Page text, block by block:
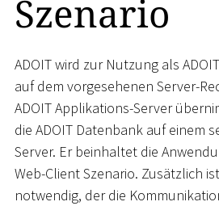
Szenario
ADOIT wird zur Nutzung als
auf dem vorgesehenen Server-
ADOIT Applikations-Server
die ADOIT Datenbank auf einem
Server. Er beinhaltet die
Web-Client Szenario. Zusätzlich
notwendig, der die